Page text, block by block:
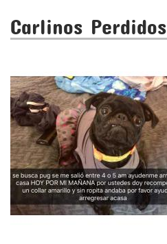
Carlinos Perdidos